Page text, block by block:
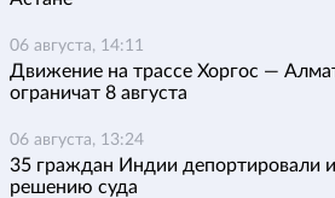
06 августа, 14:11
Движение на трассе Хоргос —
ограничат 8 августа
06 августа, 13:24
35 граждан Индии депортировали
решению суда